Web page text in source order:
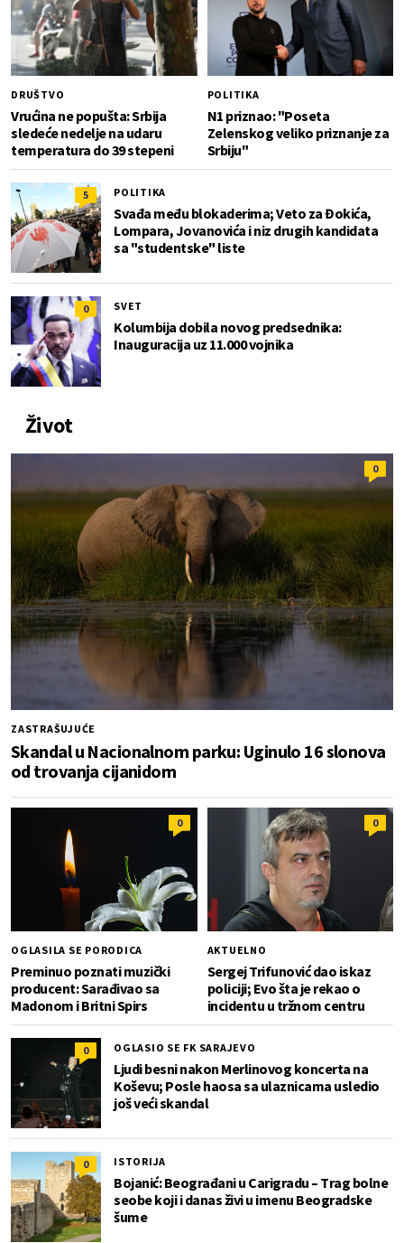
DRUŠTVO
Vrućina ne popušta: Srbija
sledeće nedelje na udaru
temperatura do 39 stepeni
POLITIKA
N1 priznao: "Poseta
Zelenskog veliko priznanje za
Srbiju"
5 POLITIKA
Svađa među blokaderima; Veto za Đokića,
Lompara, Jovanovića i niz drugih kandidata
sa "studentske" liste
0 SVET
Kolumbija dobila novog predsednika:
Inauguracija uz 11.000 vojnika
Život
0
ZASTRAŠUJUĆE
Skandal u Nacionalnom parku: Uginulo 16 slonova
od trovanja cijanidom
0
OGLASILA SE PORODICA
Preminuo poznati muzički
producent: Sarađivao sa
Madonom i Britni Spirs
0
AKTUELNO
Sergej Trifunović dao iskaz
policiji; Evo šta je rekao o
incidentu u tržnom centru
0 OGLASIO SE FK SARAJEVO
Ljudi besni nakon Merlinovog koncerta na
Koševu; Posle haosa sa ulaznicama usledio
još veći skandal
0 ISTORIJA
Bojanić: Beograđani u Carigradu – Тrag bolne
seobe koji i danas živi u imenu Beogradske
šume